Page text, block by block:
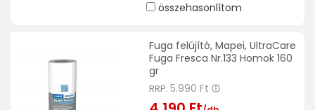
összehasonlítom
Fuga felújító, Mapei, UltraCare
Fuga Fresca Nr.133 Homok 160
gr
RRP: 5.990 Ft